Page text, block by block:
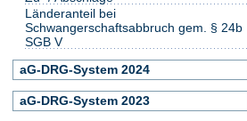
Länderanteil bei
Schwangerschaftsabbruch gem. § 24b
SGB V
aG-DRG-System 2024
aG-DRG-System 2023